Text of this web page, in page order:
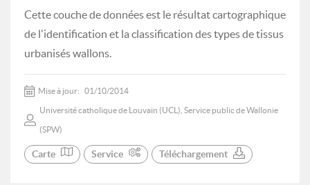
Cette couche de données est le résultat cartographique
de l'identification et la classification des types de tissus
urbanisés wallons.
Mise à jour: 01/10/2014
Université catholique de Louvain (UCL), Service public de Wallonie
(SPW)
Carte Service Téléchargement